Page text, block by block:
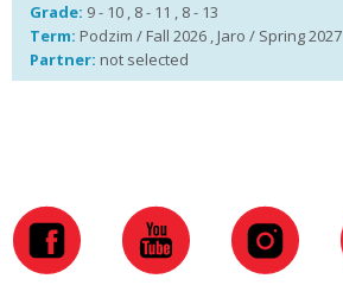
Grade: 9 - 10 , 8 - 11 , 8 - 13
Term: Podzim / Fall 2026 , Jaro / Spring 2027
Partner: not selected